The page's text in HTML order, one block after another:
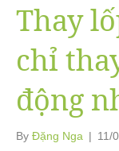
Thay
chỉ
động
By Đặng Nga | 11/